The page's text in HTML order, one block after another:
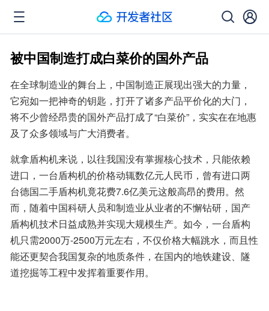
被中国制造打成白菜价的国外产品
在全球制造业的舞台上，中国制造正展现出强大的力量，
它宛如一把神奇的钥匙，打开了诸多产品平价化的大门，
将不少曾经昂贵的国外产品打成了“白菜价”，实实在在地惠
及了众多领域与广大消费者。
就拿盾构机来说，以往我国没有掌握核心技术，只能依赖
进口，一台盾构机的价格动辄数亿元人民币，曾有进口两
台德国二手盾构机竟花费7.6亿美元这般高昂的费用。然
而，随着中国科研人员和制造业从业者的不懈钻研，国产
盾构机技术日益成熟并实现大规模生产。如今，一台盾构
机只需2000万-2500万元左右，不仅价格大幅跳水，而且性
能还更契合我国复杂的地质条件，在国内的地铁建设、隧
道挖掘等工程中发挥着重要作用。